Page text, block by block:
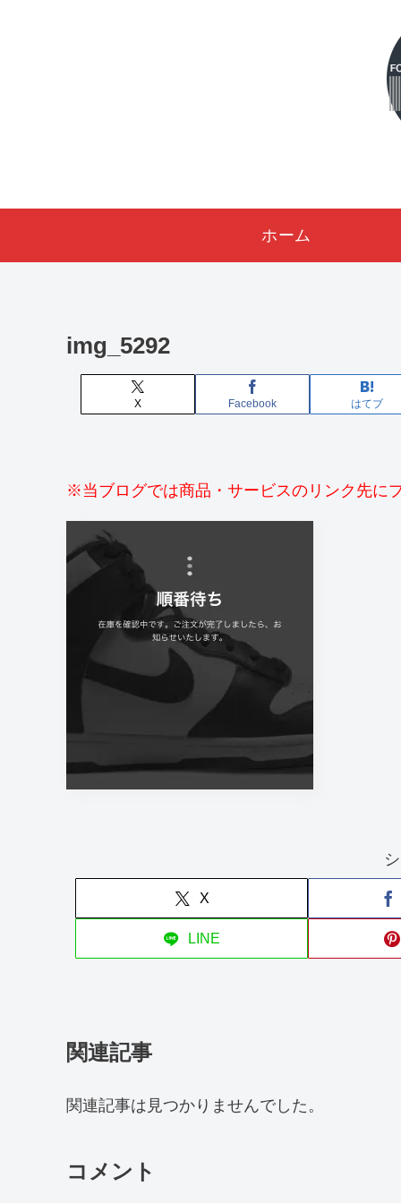
ホーム
img_5292
X Facebook はてブ
※当ブログでは商品・サービスのリンク先に
X
LINE
関連記事
関連記事は見つかりませんでした。
コメント